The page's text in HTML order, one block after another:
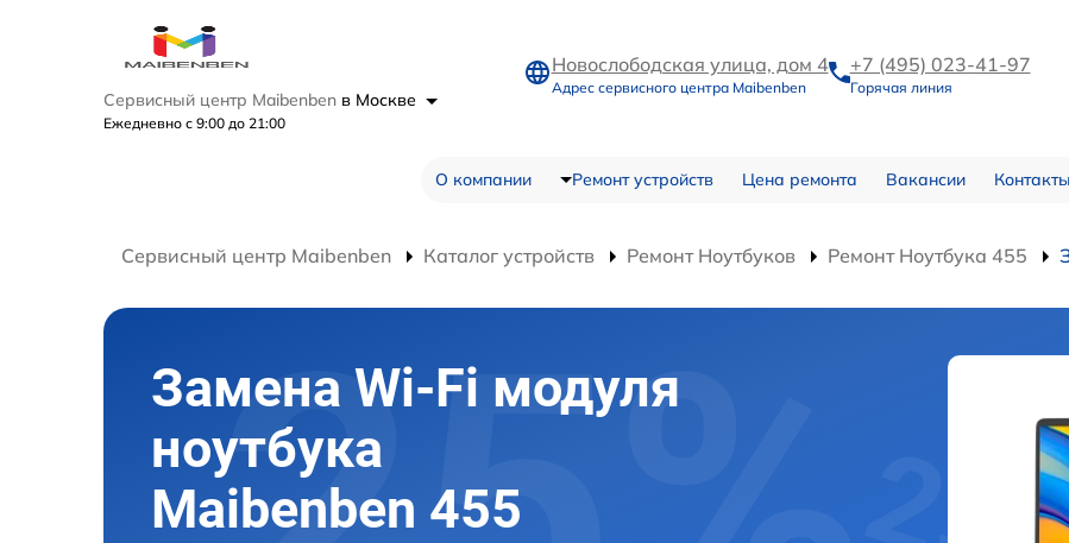
Сервисный центр Maibenben в Москве
Ежедневно с 9:00 до 21:00
Новослободская улица, дом 4
Адрес сервисного центра Maibenben
+7 (495) 023-41-97
Горячая линия
О компании Ремонт устройств Цена ремонта Вакансии Контакты
Сервисный центр Maibenben Каталог устройств Ремонт Ноутбуков Ремонт Ноутбука 455
Замена Wi-Fi модуля
ноутбука
Maibenben 455